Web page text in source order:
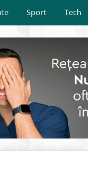
Sport Tech